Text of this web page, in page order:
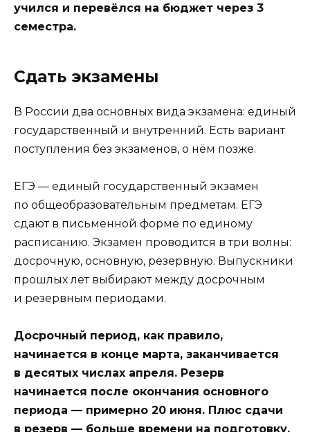
учился и перевёлся на бюджет через 3
семестра.
Сдать экзамены
В России два основных вида экзамена: единый
государственный и внутренний. Есть вариант
поступления без экзаменов, о нём позже.
ЕГЭ — единый государственный экзамен
по общеобразовательным предметам. ЕГЭ
сдают в письменной форме по единому
расписанию. Экзамен проводится в три волны:
досрочную, основную, резервную. Выпускники
прошлых лет выбирают между досрочным
и резервным периодами.
Досрочный период, как правило,
начинается в конце марта, заканчивается
в десятых числах апреля. Резерв
начинается после окончания основного
периода — примерно 20 июня. Плюс сдачи
в резерв — больше времени на подготовку,